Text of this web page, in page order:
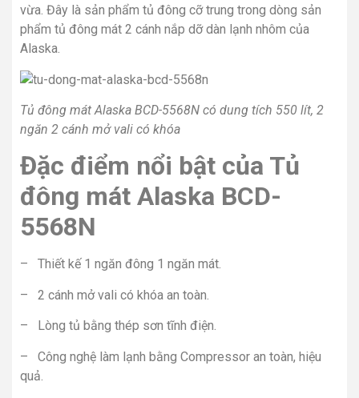
vừa. Đây là sản phẩm tủ đông cỡ trung trong dòng sản
phẩm tủ đông mát 2 cánh nắp dỡ dàn lạnh nhôm của
Alaska.
Tủ đông mát Alaska BCD-5568N có dung tích 550 lít, 2
ngăn 2 cánh mở vali có khóa
Đặc điểm nổi bật của Tủ
đông mát Alaska BCD-
5568N
– Thiết kế 1 ngăn đông 1 ngăn mát.
– 2 cánh mở vali có khóa an toàn.
– Lòng tủ bằng thép sơn tĩnh điện.
– Công nghệ làm lạnh bằng Compressor an toàn, hiệu
quả.